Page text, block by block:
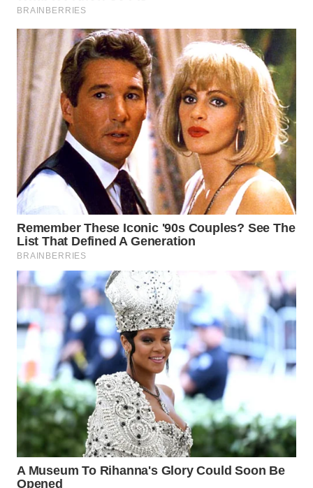
LANGKAT
WN
TAPANULI
SELATAN
WN
TANJUNG
LESUNG
WN
WN
SIMALUNGUN
WN
LABUHANBATU
WN
TAPANULI
TENGAH
WN DELI
SERDANG
WN